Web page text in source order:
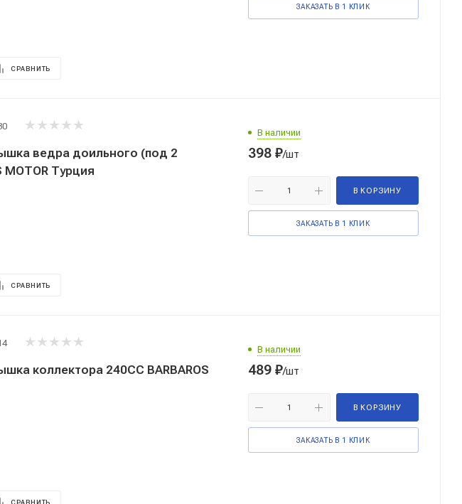
СРАВНИТЬ
ЗАКАЗАТЬ В 1 КЛИК
ведра доильного (под 2
MOTOR Турция
СРАВНИТЬ
В наличии
398 ₽/шт
В КОРЗИНУ
ЗАКАЗАТЬ В 1 КЛИК
коллектора 240СС BARBAROS
СРАВНИТЬ
В наличии
489 ₽/шт
В КОРЗИНУ
ЗАКАЗАТЬ В 1 КЛИК